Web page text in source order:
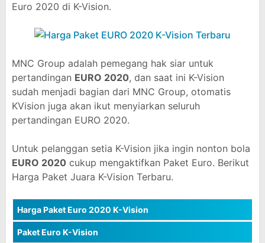
Euro 2020 di K-Vision.
MNC Group adalah pemegang hak siar untuk
pertandingan EURO 2020, dan saat ini K-Vision
sudah menjadi bagian dari MNC Group, otomatis
KVision juga akan ikut menyiarkan seluruh
pertandingan EURO 2020.
Untuk pelanggan setia K-Vision jika ingin nonton bola
EURO 2020 cukup mengaktifkan Paket Euro. Berikut
Harga Paket Juara K-Vision Terbaru.
Harga Paket Euro 2020 K-Vision
Paket Euro K-Vision